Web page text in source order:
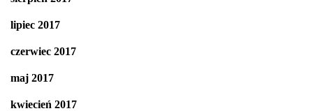
lipiec 2017
czerwiec 2017
maj 2017
kwiecień 2017